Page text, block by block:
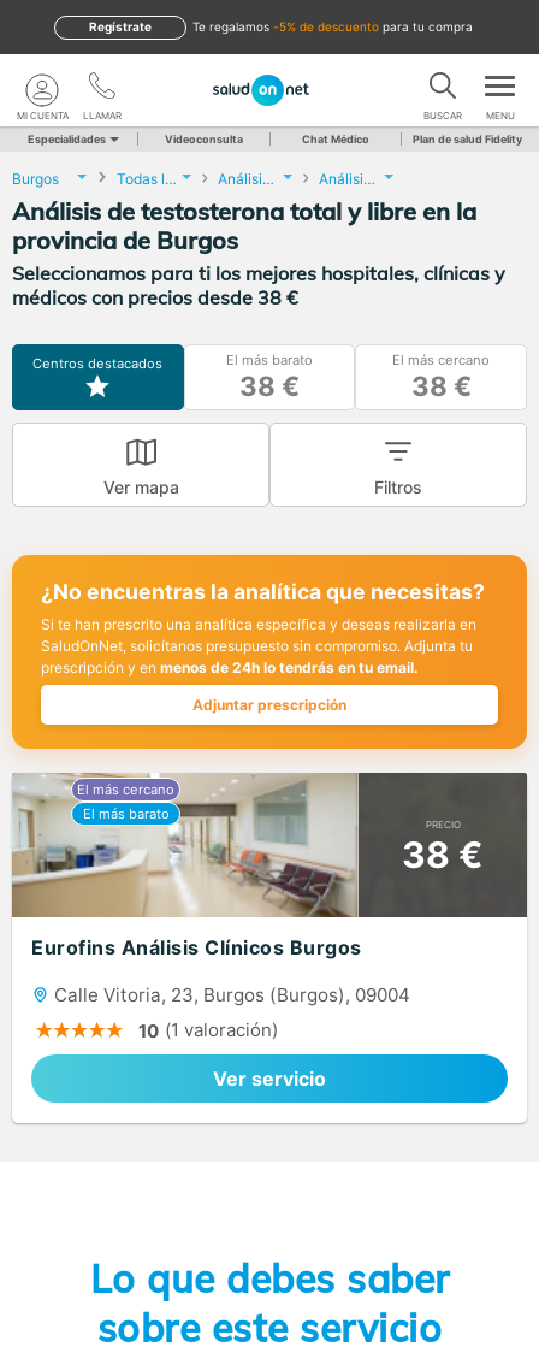
te regalamos -5% de descuento para tu compra
Regístrate
LLAMAR
MI CUENTA BUSCAR MENU
Especialidades Videoconsulta Chat Médico Plan de salud Fidelity
Burgos Todas las localidades Análisis Clínicos Análisis de testosterona total y libre
Análisis de testosterona total y libre en la
provincia de Burgos
Seleccionamos para ti los mejores hospitales, clínicas y
médicos con precios desde 38 €
Centros destacados El más barato
38 €
El más cercano
38 €
Ver mapa Filtros
¿No encuentras la analítica que necesitas?
Si te han prescrito una analítica específica y deseas realizarla en
SaludOnNet, solicítanos presupuesto sin compromiso. Adjunta tu
prescripción y en menos de 24h lo tendrás en tu email.
Adjuntar prescripción
PRECIO
38 €
Eurofins Análisis Clínicos Burgos
Calle Vitoria, 23, Burgos (Burgos), 09004
10 (1 valoración)
Ver servicio
Lo que debes saber
sobre este servicio